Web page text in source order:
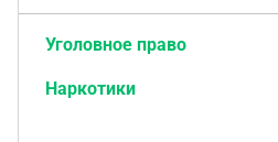
Уголовное право
Наркотики